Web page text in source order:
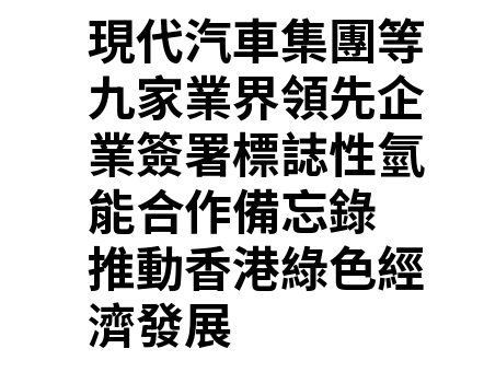
我們的客戶
新聞及活動
業務領域
在港開業
關於我們
現代汽車集團等
九家業界領先企
業簽署標誌性氫
能合作備忘錄
推動香港綠色經
濟發展